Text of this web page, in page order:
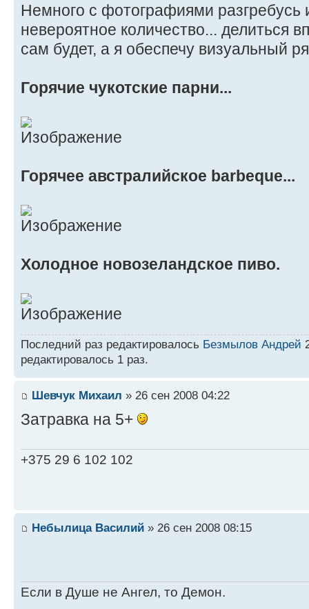
Немного с фотографиями разгребусь
невероятное количество... делиться
сам будет, а я обеспечу визуальный
Горячие чукотские парни...
Горячее австралийское barbeque...
Холодное новозеландское пиво.
Последний раз редактировалось Безмылов Андрей
редактировалось 1 раз.
Шевчук Михаил » 26 сен 2008 04:22
Затравка на 5+
+375 29 6 102 102
Небылица Василий » 26 сен 2008 08:15
Если в Душе не Ангел, то Демон.